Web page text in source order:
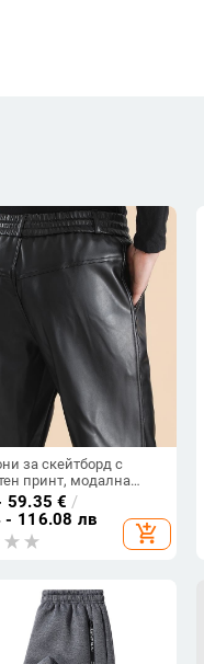
за скейтборд с
принт, модална
съдържание, талия
59.35 € /
- 116.08 лв
add_shopping_cart